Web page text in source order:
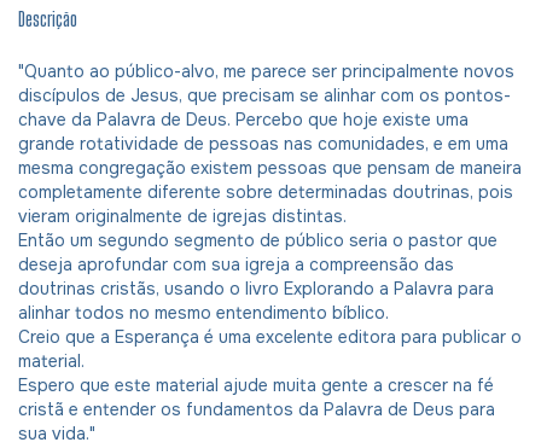
Descrição
"Quanto ao público-alvo, me parece ser principalmente novos
discípulos de Jesus, que precisam se alinhar com os pontos-
chave da Palavra de Deus. Percebo que hoje existe uma
grande rotatividade de pessoas nas comunidades, e em uma
mesma congregação existem pessoas que pensam de maneira
completamente diferente sobre determinadas doutrinas, pois
vieram originalmente de igrejas distintas.
Então um segundo segmento de público seria o pastor que
deseja aprofundar com sua igreja a compreensão das
doutrinas cristãs, usando o livro Explorando a Palavra para
alinhar todos no mesmo entendimento bíblico.
Creio que a Esperança é uma excelente editora para publicar o
material.
Espero que este material ajude muita gente a crescer na fé
cristã e entender os fundamentos da Palavra de Deus para
sua vida."